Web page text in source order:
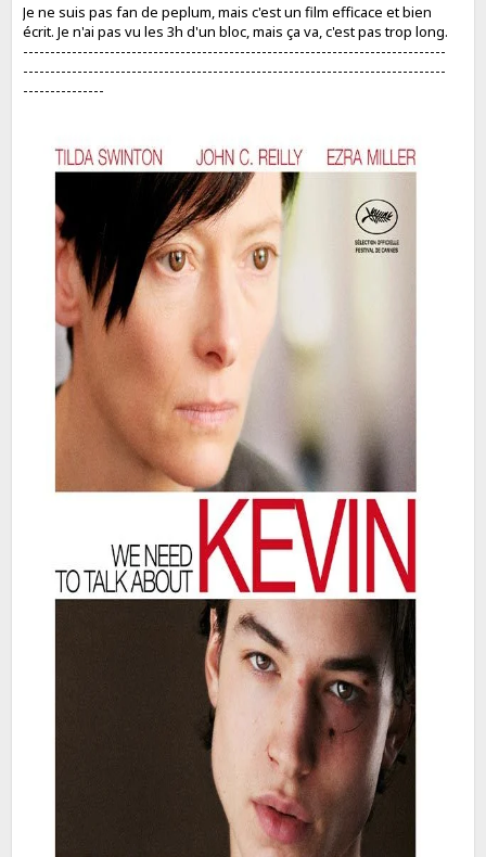
Je ne suis pas fan de peplum, mais c'est un film efficace et bien
écrit. Je n'ai pas vu les 3h d'un bloc, mais ça va, c'est pas trop long.
------------------------------------------------------------------------------
------------------------------------------------------------------------------
---------------